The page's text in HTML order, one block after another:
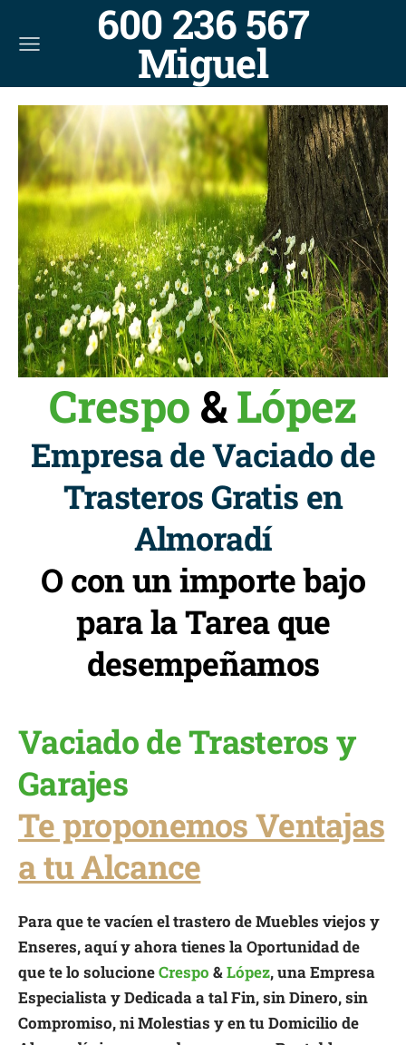
600 236 567
Miguel
Crespo &López
Empresa de Vaciado de
Trasteros Gratis en
Almoradí
O con un importe bajo
para la Tarea que
desempeñamos
Vaciado de Trasteros y
Garajes
Te proponemos Ventajas
a tu Alcance
Para que te vacíen el trastero de Muebles viejos y
Enseres, aquí y ahora tienes la Oportunidad de
que te lo solucioneCrespo &López, una Empresa
Especialista y Dedicada a tal Fin, sin Dinero, sin
Compromiso, ni Molestias y en tu Domicilio de